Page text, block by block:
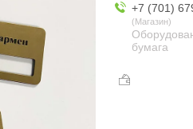
+7 (701)
Магазин
бумага